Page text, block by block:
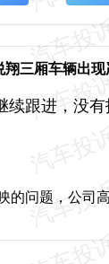
翔三厢车辆出
续跟进，没
的问题，公司